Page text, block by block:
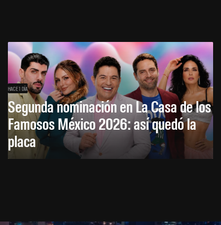
HACE 1 DÍA
Segunda nominación en La Casa de los
Famosos México 2026: así quedó la
placa